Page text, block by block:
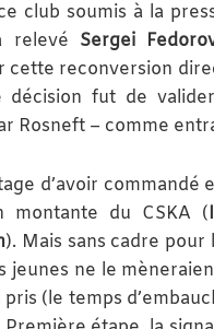
club soumis à la
relevé Sergei
cette reconversion
fut de
Rosneft – comme
d’avoir commandé
montante du CSKA (
). Mais sans cadre pour
jeunes ne le
(le temps